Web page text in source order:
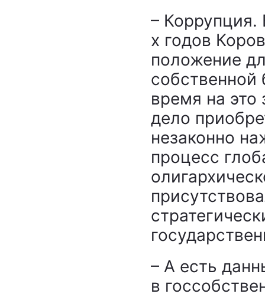
–
х годов
положение
собственной
время на это
дело
незаконно
процесс
– А есть
в